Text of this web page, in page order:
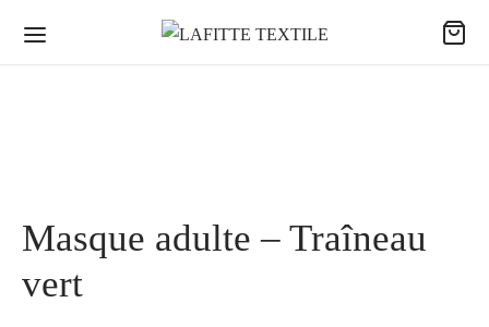
Masque adulte – Traîneau
vert